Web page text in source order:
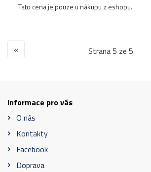
Tato cena je pouze u nákupu z eshopu.
« Strana 5 ze 5
Informace pro vás
O nás
Kontakty
Facebook
Doprava